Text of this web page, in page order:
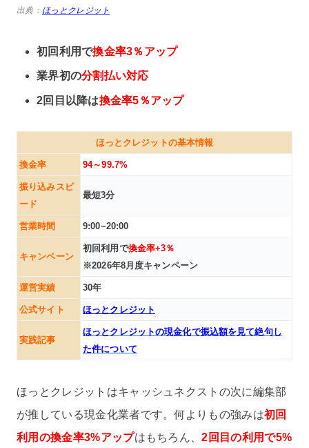
出典： ほっとクレジット
初回利用で換金率3％アップ
業界初の分割払い対応
2回目以降は換金率5％アップ
ほっとクレジットの基本情報
換金率 94～99.7%
振り込みスピ
ード
最短3分
営業時間 9:00~20:00
キャンペーン
初回利用で換金率+3％
※2026年8月度キャンペーン
運営実績 30年
公式サイト ほっとクレジット
実践記事
ほっとクレジットの現金化で振込額を見て絶句し
た件について
ほっとクレジットはキャッシュネクストの次に編集部
が推している現金化業者です。何よりもの強みは初回
利用の換金率3%アップはもちろん、2回目の利用で5%